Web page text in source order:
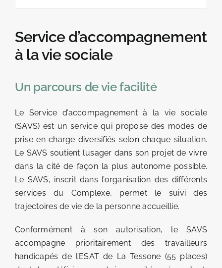
VIE SOCIALE
Service d’accompagnement
à la vie sociale
Un parcours de vie facilité
Le Service d’accompagnement à la vie sociale
(SAVS) est un service qui propose des modes de
prise en charge diversifiés selon chaque situation.
Le SAVS soutient l’usager dans son projet de vivre
dans la cité de façon la plus autonome possible.
Le SAVS, inscrit dans l’organisation des différents
services du Complexe, permet le suivi des
trajectoires de vie de la personne accueillie.
Conformément à son autorisation, le SAVS
accompagne prioritairement des travailleurs
handicapés de l’ESAT de La Tessone (55 places)